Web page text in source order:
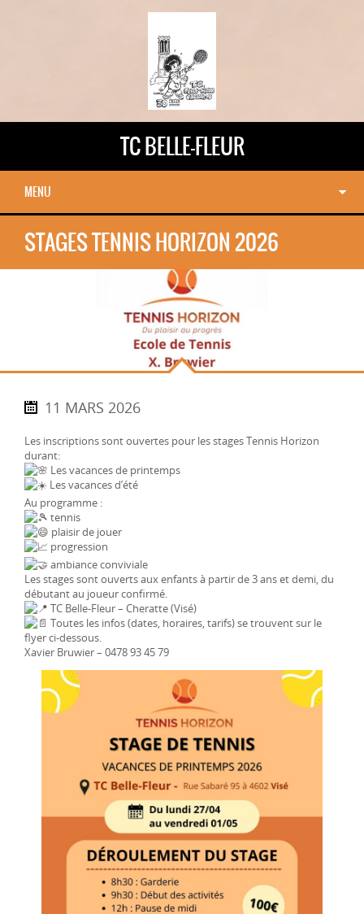
TC BELLE-FLEUR
MENU
STAGES TENNIS HORIZON 2026
11 MARS 2026
Les inscriptions sont ouvertes pour les stages Tennis Horizon
durant:
Les vacances de printemps
Les vacances d’été
Au programme :
tennis
plaisir de jouer
progression
ambiance conviviale
Les stages sont ouverts aux enfants à partir de 3 ans et demi, du
débutant au joueur confirmé.
TC Belle-Fleur – Cheratte (Visé)
Toutes les infos (dates, horaires, tarifs) se trouvent sur le
flyer ci-dessous.
Xavier Bruwier – 0478 93 45 79